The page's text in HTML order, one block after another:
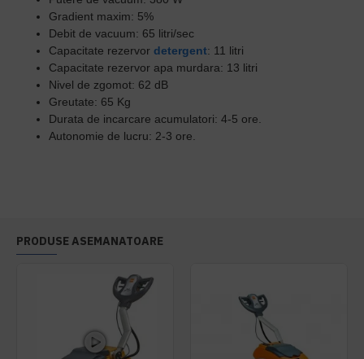
Gradient maxim: 5%
Debit de vacuum: 65 litri/sec
Capacitate rezervor detergent: 11 litri
Capacitate rezervor apa murdara: 13 litri
Nivel de zgomot: 62 dB
Greutate: 65 Kg
Durata de incarcare acumulatori: 4-5 ore.
Autonomie de lucru: 2-3 ore.
PRODUSE ASEMANATOARE